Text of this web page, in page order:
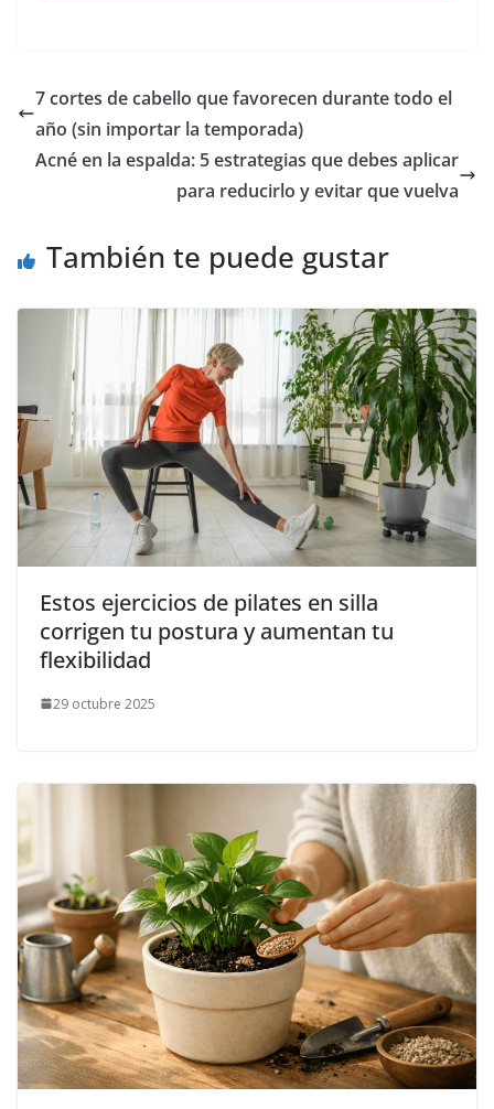
7 cortes de cabello que favorecen durante todo el
año (sin importar la temporada)
Acné en la espalda: 5 estrategias que debes aplicar
para reducirlo y evitar que vuelva
También te puede gustar
Estos ejercicios de pilates en silla
corrigen tu postura y aumentan tu
flexibilidad
29 octubre 2025